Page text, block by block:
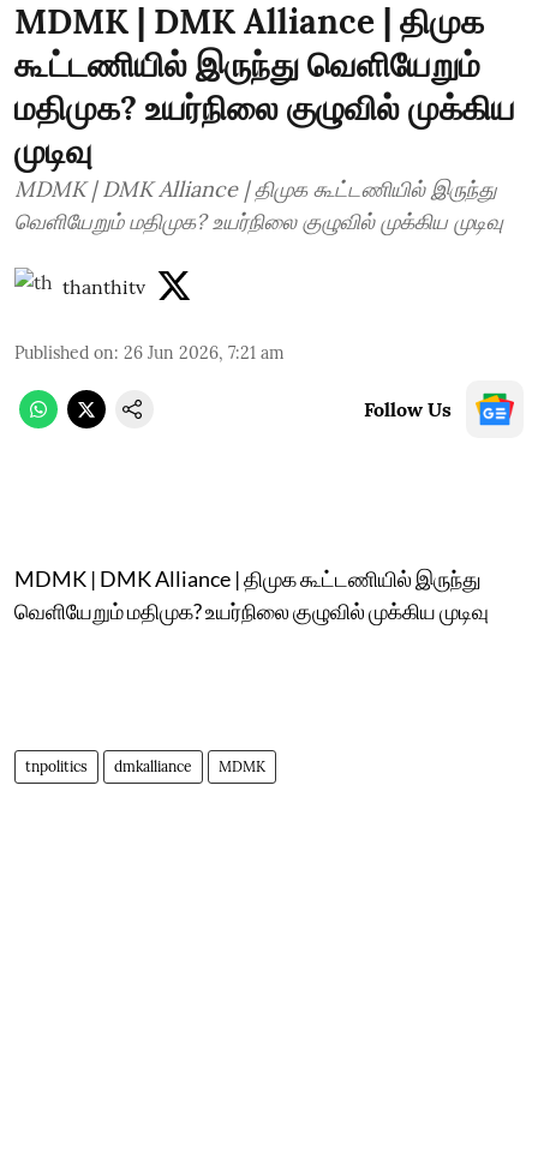
MDMK | DMK Alliance | திமுக
கூட்டணியில் இருந்து வெளியேறும்
மதிமுக? உயர்நிலை குழுவில் முக்கிய
முடிவு
MDMK | DMK Alliance | திமுக கூட்டணியில் இருந்து
வெளியேறும் மதிமுக? உயர்நிலை குழுவில் முக்கிய முடிவு
thanthitv
Published on: 26 Jun 2026, 7:21 am
Follow Us
MDMK | DMK Alliance | திமுக கூட்டணியில் இருந்து
வெளியேறும் மதிமுக? உயர்நிலை குழுவில் முக்கிய முடிவு
tnpolitics dmkalliance MDMK